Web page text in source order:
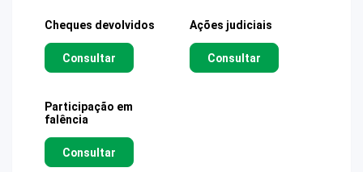
Cheques devolvidos
Consultar
Ações judiciais
Consultar
Participação em
falência
Consultar